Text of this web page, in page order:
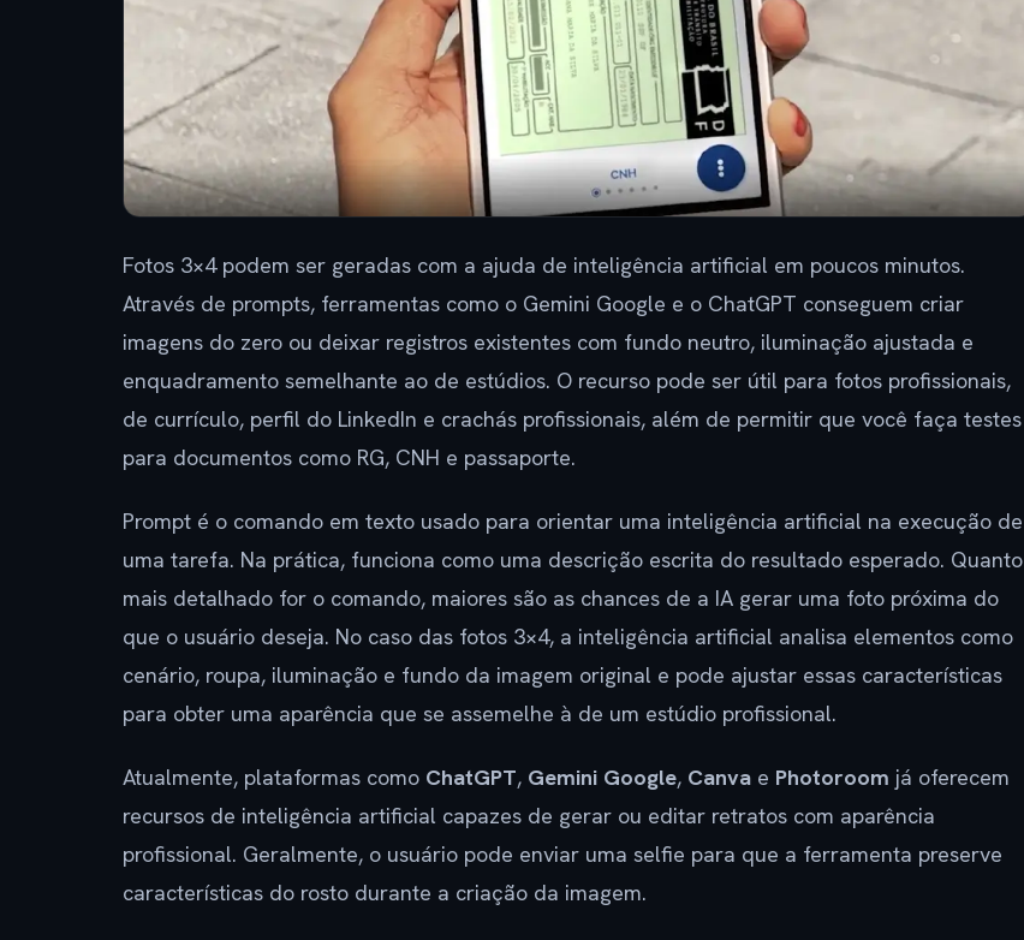
Fotos 3×4 podem ser geradas com a ajuda de inteligência artificial em poucos minutos.
Através de prompts, ferramentas como o Gemini Google e o ChatGPT conseguem criar
imagens do zero ou deixar registros existentes com fundo neutro, iluminação ajustada e
enquadramento semelhante ao de estúdios. O recurso pode ser útil para fotos profissionais,
de currículo, perfil do LinkedIn e crachás profissionais, além de permitir que você faça testes
para documentos como RG, CNH e passaporte.
Prompt é o comando em texto usado para orientar uma inteligência artificial na execução de
uma tarefa. Na prática, funciona como uma descrição escrita do resultado esperado. Quanto
mais detalhado for o comando, maiores são as chances de a IA gerar uma foto próxima do
que o usuário deseja. No caso das fotos 3×4, a inteligência artificial analisa elementos como
cenário, roupa, iluminação e fundo da imagem original e pode ajustar essas características
para obter uma aparência que se assemelhe à de um estúdio profissional.
Atualmente, plataformas como ChatGPT, Gemini Google, Canva e Photoroom já oferecem
recursos de inteligência artificial capazes de gerar ou editar retratos com aparência
profissional. Geralmente, o usuário pode enviar uma selfie para que a ferramenta preserve
características do rosto durante a criação da imagem.